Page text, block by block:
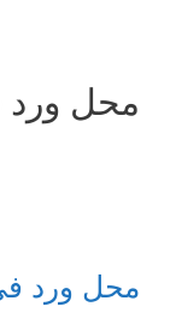
محل ورد
محل ورد